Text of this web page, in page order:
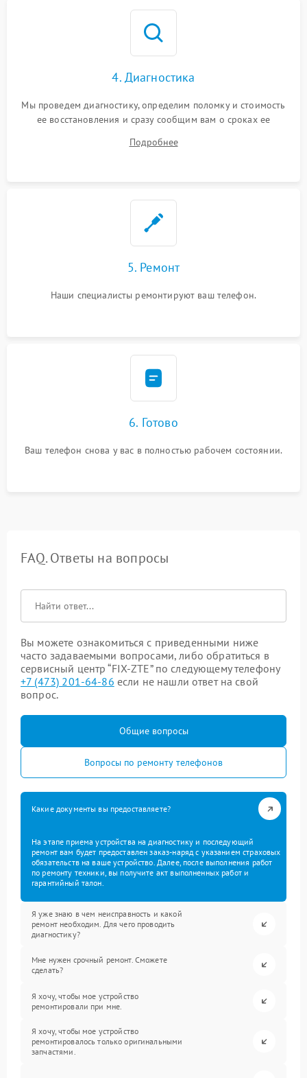
4. Диагностика
Мы проведем диагностику, определим поломку и стоимость
ее восстановления и сразу сообщим вам о сроках ее
Подробнее
5. Ремонт
Наши специалисты ремонтируют ваш телефон.
6. Готово
Ваш телефон снова у вас в полностью рабочем состоянии.
FAQ. Ответы на вопросы
Вы можете ознакомиться с приведенными ниже
часто задаваемыми вопросами, либо обратиться в
сервисный центр “FIX-ZTE” по следующему телефону
+7 (473) 201-64-86 если не нашли ответ на свой
вопрос.
Общие вопросы
Вопросы по ремонту телефонов
Какие документы вы предоставляете?
На этапе приема устройства на диагностику и последующий
ремонт вам будет предоставлен заказ-наряд с указанием страховых
обязательств на ваше устройство. Далее, после выполнения работ
по ремонту техники, вы получите акт выполненных работ и
гарантийный талон.
Я уже знаю в чем неисправность и какой
ремонт необходим. Для чего проводить
диагностику?
Мне нужен срочный ремонт. Сможете
сделать?
Я хочу, чтобы мое устройство
ремонтировали при мне.
Я хочу, чтобы мое устройство
ремонтировалось только оригинальными
запчастями.